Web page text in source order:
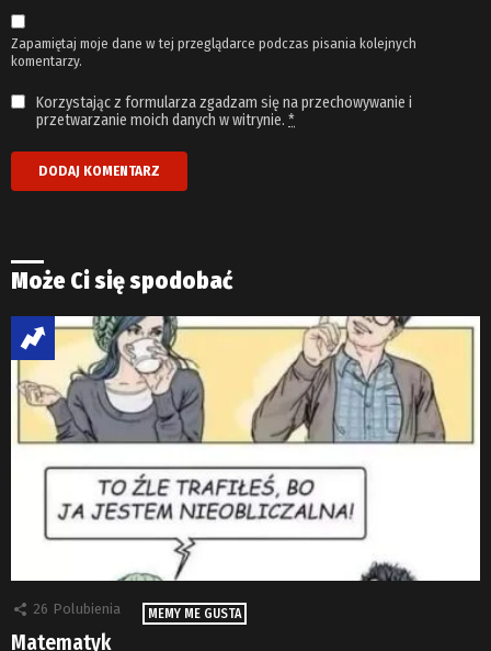
Zapamiętaj moje dane w tej przeglądarce podczas pisania kolejnych
komentarzy.
Korzystając z formularza zgadzam się na przechowywanie i
przetwarzanie moich danych w witrynie. *
Może Ci się spodobać
26 Polubienia MEMY ME GUSTA
Matematyk